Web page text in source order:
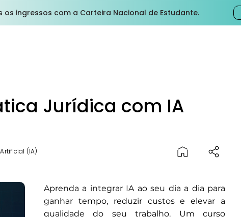
os ingressos com a Carteira Nacional de Estudante.
Jurídica com IA
(IA)
Aprenda a integrar IA ao seu dia a dia para
ganhar tempo, reduzir custos e elevar a
qualidade do seu trabalho. Um curso